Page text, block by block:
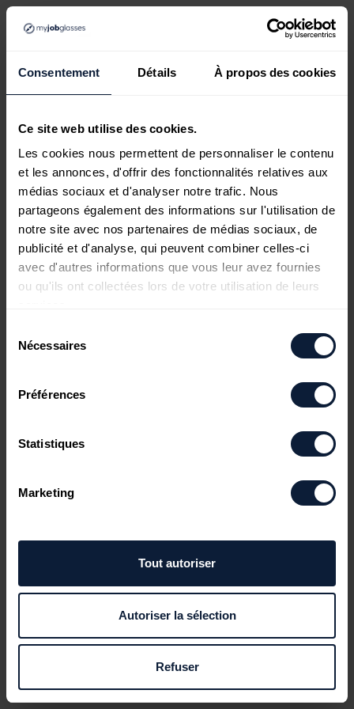
Consentement Détails À propos des cookies
Ce site web utilise des cookies.
Les cookies nous permettent de personnaliser le contenu
et les annonces, d'offrir des fonctionnalités relatives aux
médias sociaux et d'analyser notre trafic. Nous
partageons également des informations sur l'utilisation de
notre site avec nos partenaires de médias sociaux, de
publicité et d'analyse, qui peuvent combiner celles-ci
avec d'autres informations que vous leur avez fournies
ou qu'ils ont collectées lors de votre utilisation de leurs
Nécessaires
Préférences
Statistiques
Marketing
Tout autoriser
Autoriser la sélection
Refuser